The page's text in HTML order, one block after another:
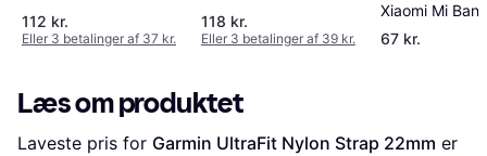
112 kr.
Eller 3 betalinger af 37 kr.
Watch 38/40/41mm
118 kr.
Eller 3 betalinger af 39 kr.
Xiaomi Mi
3/4/5/6/7/NFC
67 kr.
Læs om produktet
Laveste pris for Garmin UltraFit Nylon Strap 22mm